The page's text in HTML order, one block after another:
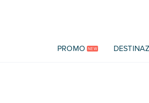
PROMO NEW